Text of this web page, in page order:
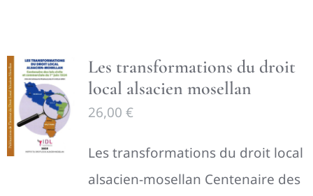
Les transformations du droit
local alsacien mosellan
26,00 €
Les transformations du droit local
alsacien-mosellan Centenaire des